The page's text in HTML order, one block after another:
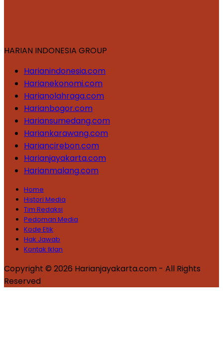
HARIAN INDONESIA GROUP
Harianindonesia.com
Harianekonomi.com
Harianolahraga.com
Harianbogor.com
Hariansumedang.com
Hariankarawang.com
Hariancirebon.com
Harianjayakarta.com
Harianmalang.com
Home
Histori Media
Tim Redaksi
Pedoman Media
Kode Etik
Hak Jawab
Kontak Iklan
Copyright © 2026 Harianjayakarta.com - All Rights
Reserved